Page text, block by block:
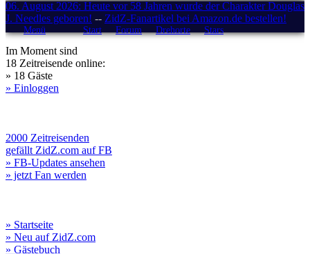
06. August 2026: Heute vor 58 Jahren wurde der Charakter Douglas
J. Needles geboren! -- ZidZ-Fanartikel bei Amazon.de bestellen!
Menü Start Forum Drehorte Stars
Im Moment sind
18 Zeitreisende online:
» 18 Gäste
» Einloggen
2000 Zeitreisenden
gefällt ZidZ.com auf FB
» FB-Updates ansehen
» jetzt Fan werden
» Startseite
» Neu auf ZidZ.com
» Gästebuch